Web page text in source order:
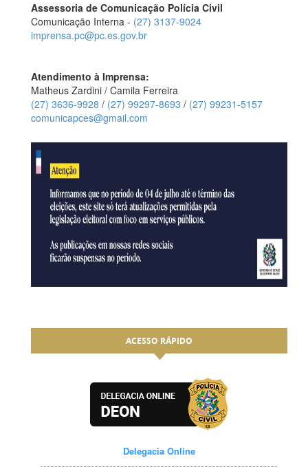
Assessoria de Comunicação Polícia Civil
Comunicação Interna - (27) 3137-9024
imprensa.pc@pc.es.gov.br
Atendimento à Imprensa:
Matheus Zardini / Camila Ferreira
(27) 3636-9928 / (27) 99297-8693 / (27) 99231-5157
comunicapces@gmail.com
ACESSO RÁPIDO
Delegacia Online